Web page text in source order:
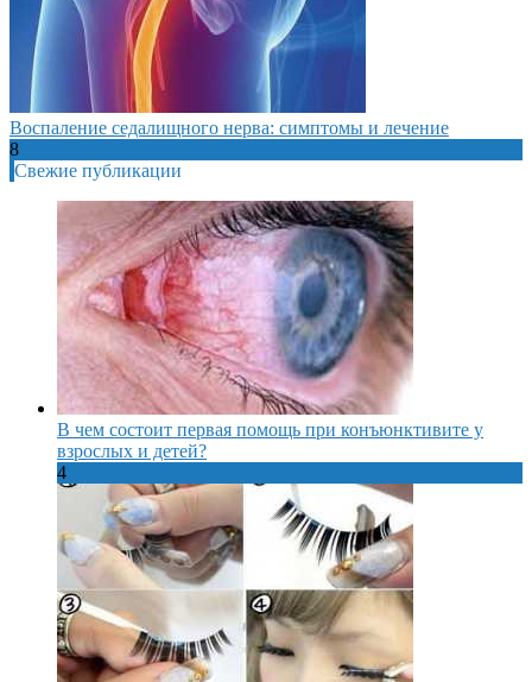
Воспаление седалищного нерва: симптомы и лечение
8
Свежие публикации
В чем состоит первая помощь при конъюнктивите у
взрослых и детей?
4